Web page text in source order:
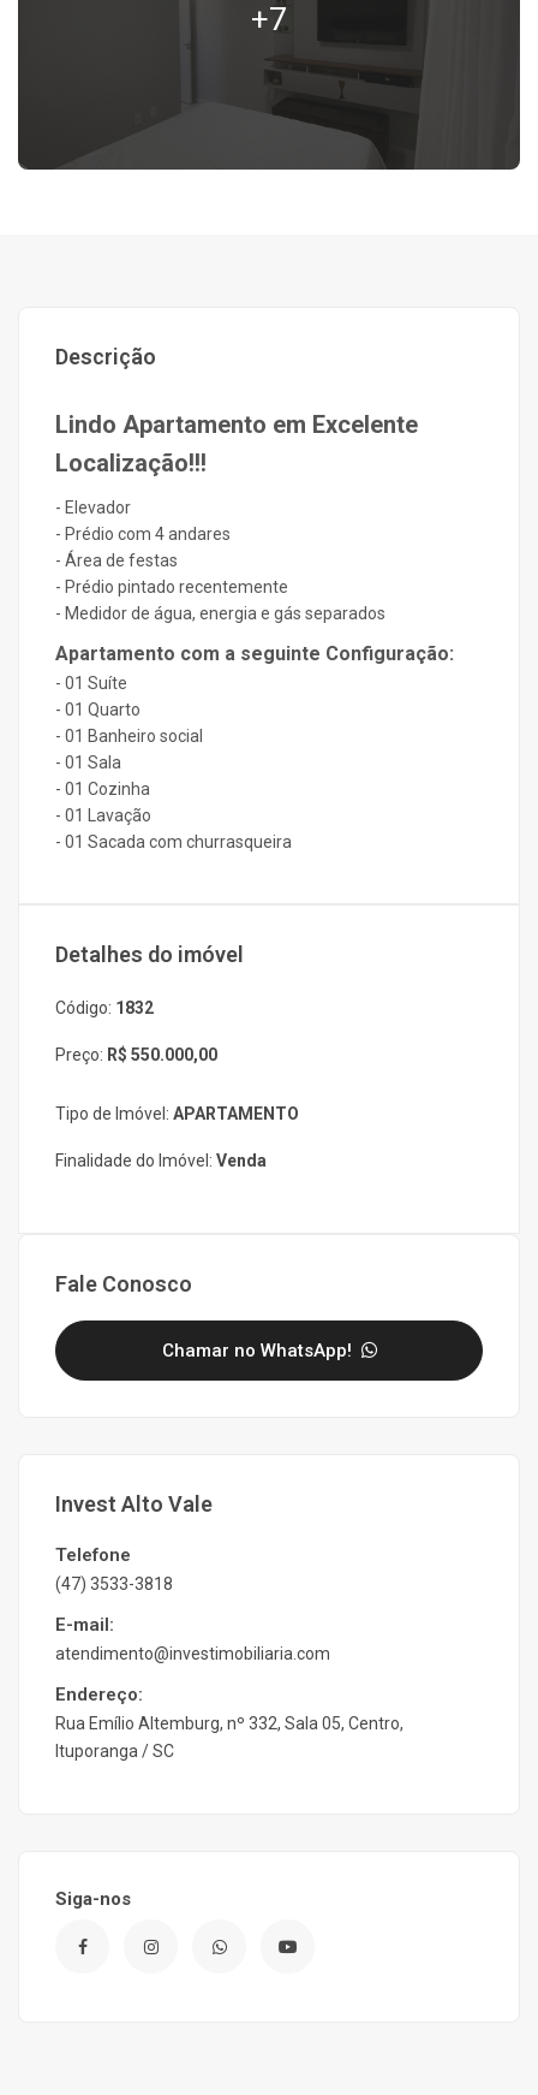
+7
Descrição
Lindo Apartamento em Excelente
Localização!!!
- Elevador
- Prédio com 4 andares
- Área de festas
- Prédio pintado recentemente
- Medidor de água, energia e gás separados
Apartamento com a seguinte Configuração:
- 01 Suíte
- 01 Quarto
- 01 Banheiro social
- 01 Sala
- 01 Cozinha
- 01 Lavação
- 01 Sacada com churrasqueira
Detalhes do imóvel
Código: 1832
Preço: R$ 550.000,00
Tipo de Imóvel: APARTAMENTO
Finalidade do Imóvel: Venda
Fale Conosco
Chamar no WhatsApp!
Invest Alto Vale
Telefone
(47) 3533-3818
E-mail:
atendimento@investimobiliaria.com
Endereço:
Rua Emílio Altemburg, nº 332, Sala 05, Centro,
Ituporanga / SC
Siga-nos